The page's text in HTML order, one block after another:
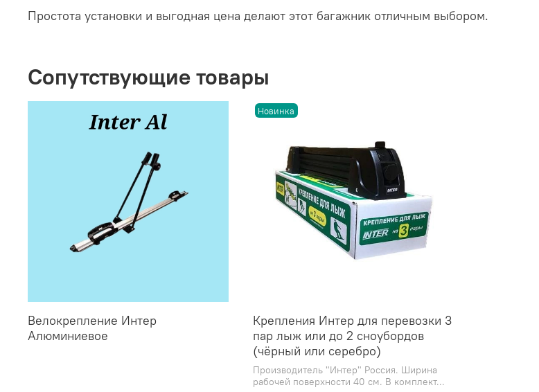
Простота установки и выгодная цена делают этот багажник отличным выбором.
Сопутствующие товары
Велокрепление Интер
Алюминиевое
Новинка
Крепления Интер для перевозки 3
пар лыж или до 2 сноубордов
(чёрный или серебро)
Производитель "Интер" Россия. Ширина
рабочей поверхности 40 см. В комплект...